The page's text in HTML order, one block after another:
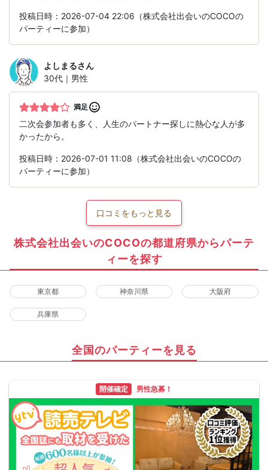
投稿日時：2026-07-04 22:06（株式会社出会いのCOCOの
パーティーに参加）
よしまるさん
30代｜男性
満足
二次会参加者も多く、人生のパートナー探しに熱心な人が多
かったから。
投稿日時：2026-07-01 11:08（株式会社出会いのCOCOの
パーティーに参加）
口コミをもっと見る
株式会社出会いのCOCOの都道府県からパーテ
ィーを探す
東京都 神奈川県 大阪府
兵庫県
全国のパーティーを見る
開催確定 男性急募！